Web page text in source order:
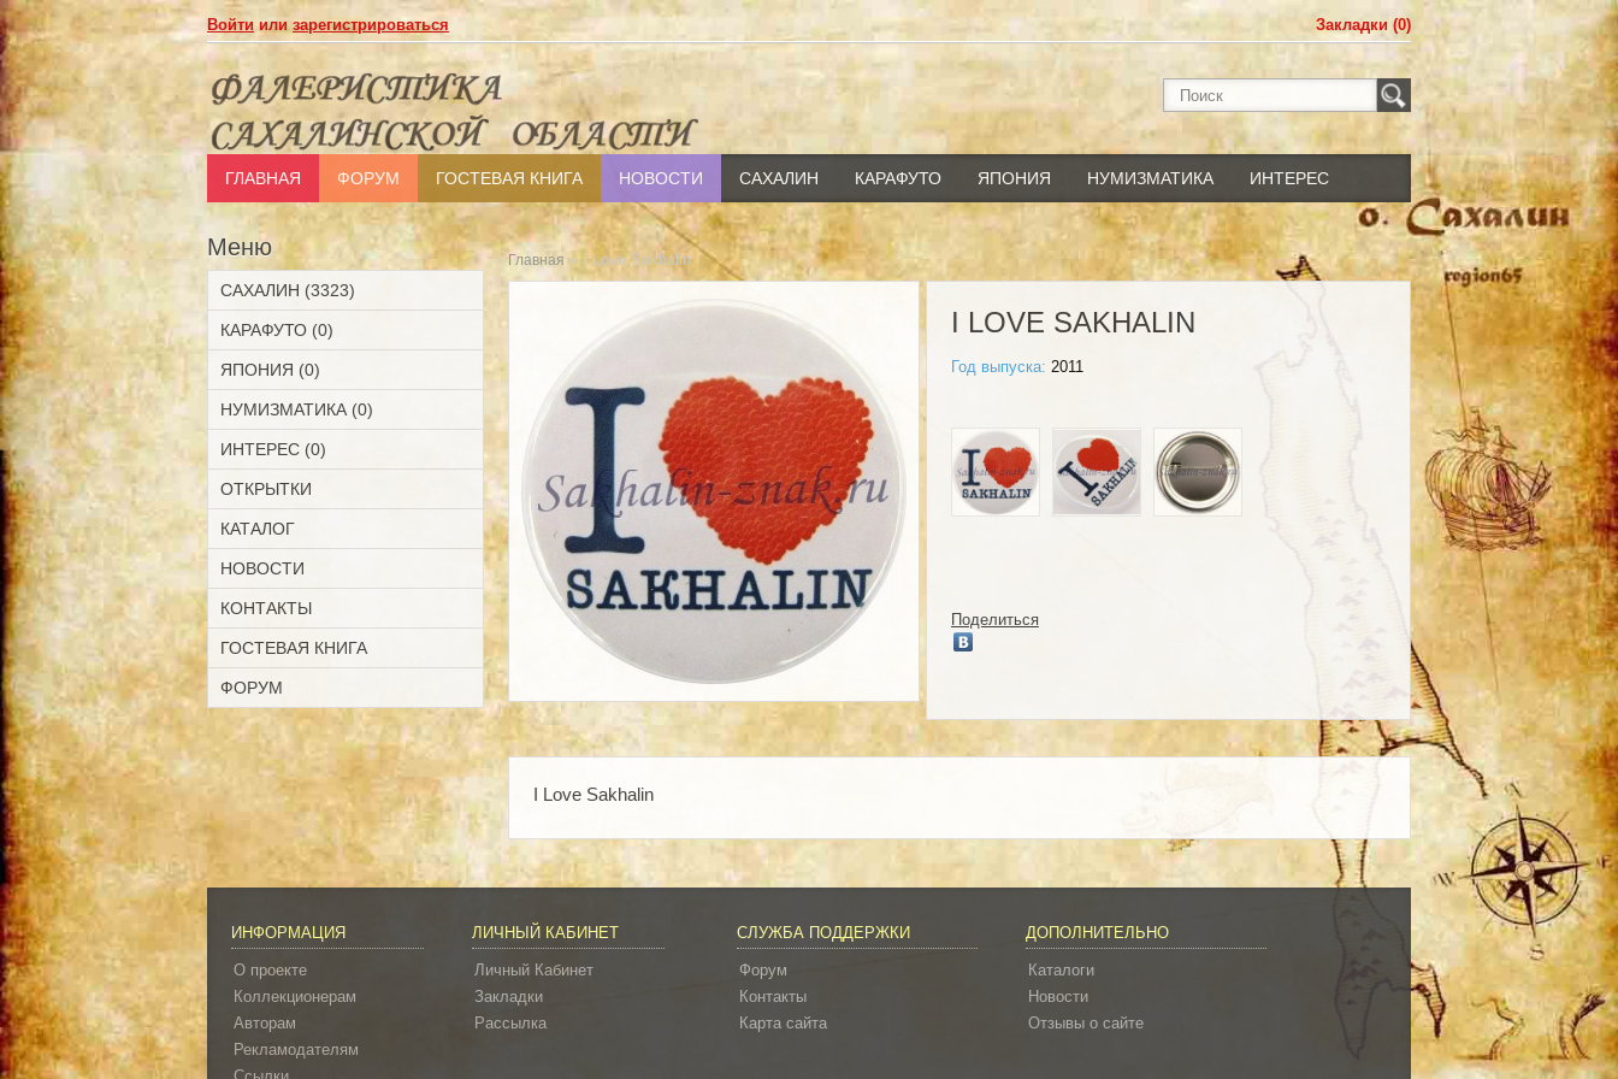
Войти илизарегистрироваться Закладки (0)
ГЛАВНАЯ ФОРУМ ГОСТЕВАЯ КНИГА НОВОСТИ САХАЛИН КАРАФУТО ЯПОНИЯ НУМИЗМАТИКА ИНТЕРЕС
Меню
САХАЛИН (3323)
КАРАФУТО (0)
ЯПОНИЯ (0)
НУМИЗМАТИКА (0)
ИНТЕРЕС (0)
ОТКРЫТКИ
КАТАЛОГ
НОВОСТИ
КОНТАКТЫ
ГОСТЕВАЯ КНИГА
ФОРУМ
Главная » I Love Sakhalin
I LOVE SAKHALIN
Год выпуска: 2011
Поделиться
I Love Sakhalin
ИНФОРМАЦИЯ
О проекте
Коллекционерам
Авторам
Рекламодателям
ЛИЧНЫЙ КАБИНЕТ
Личный Кабинет
Закладки
Рассылка
СЛУЖБА ПОДДЕРЖКИ
Форум
Контакты
Карта сайта
ДОПОЛНИТЕЛЬНО
Каталоги
Новости
Отзывы о сайте